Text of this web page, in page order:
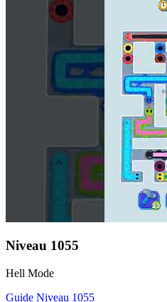
Niveau 1055
Hell Mode
Guide Niveau 1055